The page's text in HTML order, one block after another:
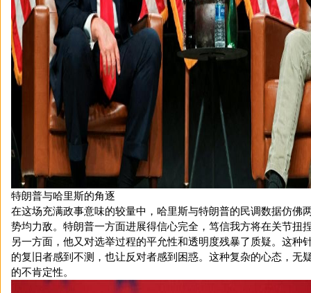
特朗普与哈里斯的角逐
在这场充满政事意味的较量中，哈里斯与特朗普的民调数据仿佛
势均力敌。特朗普一方面进展得信心完全，笃信我方将在关节扭
另一方面，他又对选举过程的平允性和透明度残暴了质疑。这种
的复旧者感到不测，也让反对者感到困惑。这种复杂的心态，无
的不肯定性。